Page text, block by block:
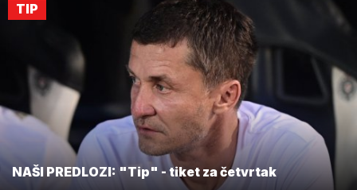
TIP
NAŠI PREDLOZI: "Tip" - tiket za četvrtak